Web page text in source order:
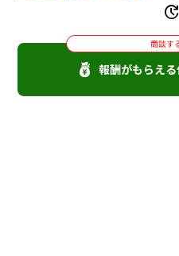
update
商談す
報酬がもらえ